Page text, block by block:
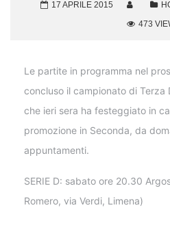
17 APRILE 2015
473
Le partite in programma nel
concluso il campionato di Terza
che ieri sera ha festeggiato in
promozione in Seconda, da
appuntamenti.
SERIE D: sabato ore 20.30
Romero, via Verdi, Limena)